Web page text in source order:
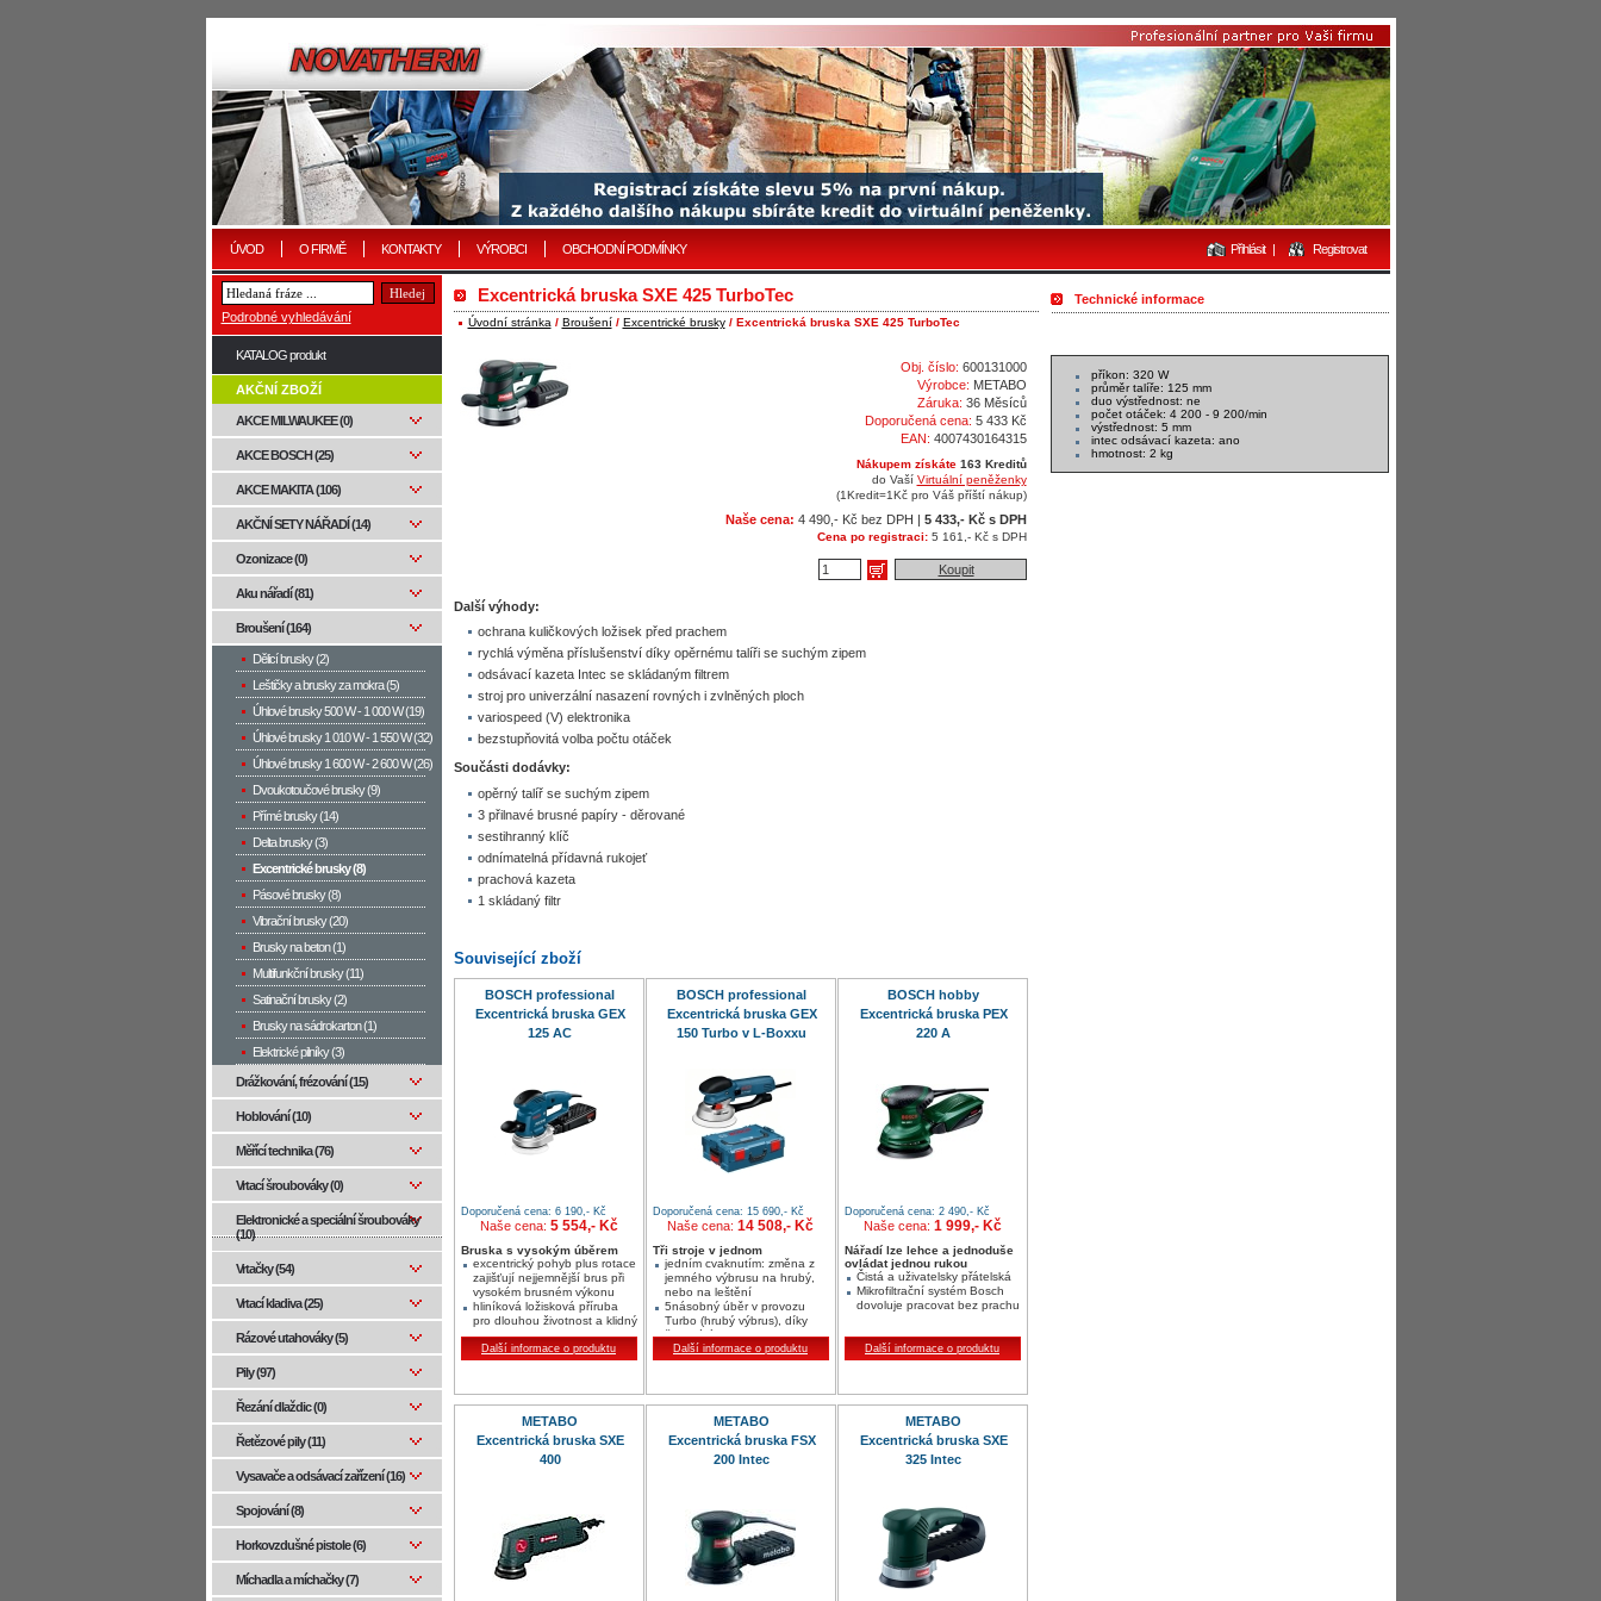
ÚVOD O FIRMĚ KONTAKTY VÝROBCI OBCHODNÍ PODMÍNKY Přihlásit | Registrovat
Excentrická bruska SXE 425 TurboTec
Úvodní stránka / Broušení/ Excentrické brusky/ Excentrická bruska SXE 425 TurboTec
Obj. číslo: 600131000
Výrobce: METABO
Záruka: 36 Měsíců
Doporučená cena: 5 433 Kč
EAN: 4007430164315
Nákupem získáte163 Kreditů
do Vaší Virtuální peněženky
(1Kredit=1Kč pro Váš příští nákup)
Naše cena: 4 490,- Kč bez DPH | 5 433,- Kč s DPH
Cena po registraci:5 161,- Kč s DPH
Koupit
Další výhody:
ochrana kuličkových ložisek před prachem
rychlá výměna příslušenství díky opěrnému talíři se suchým zipem
odsávací kazeta Intec se skládaným filtrem
stroj pro univerzální nasazení rovných i zvlněných ploch
variospeed (V) elektronika
bezstupňovitá volba počtu otáček
Součásti dodávky:
opěrný talíř se suchým zipem
3 přilnavé brusné papíry - děrované
sestihranný klíč
odnímatelná přídavná rukojeť
prachová kazeta
1 skládaný filtr
Související zboží
BOSCH professional
Excentrická bruska GEX
125 AC
Doporučená cena: 6 190,- Kč
Naše cena: 5 554,- Kč
Bruska s vysokým úběrem
excentrický pohyb plus rotace
zajišťují nejjemnější brus při
vysokém brusném výkonu
hliníková ložisková příruba
pro dlouhou životnost a klidný
chod
s řídicí elektronikou a
předvolbou otáček, to
správný počet otáček
Další informace o produktu
BOSCH professional
Excentrická bruska GEX
150 Turbo v L-Boxxu
Doporučená cena: 15 690,- Kč
Naše cena: 14 508,- Kč
Tři stroje v jednom
jedním cvaknutím: změna z
jemného výbrusu na hrubý,
nebo na leštění
5násobný úběr v provozu
Turbo (hrubý výbrus), díky
časové úspornosti se
amortizuje za méně
člověkohodin
perfektně utěsněným
ložiskům, ochraně před
přetížením a robustnímu
Turbopřepínači
Další informace o produktu
BOSCH hobby
Excentrická bruska PEX
220 A
Doporučená cena: 2 490,- Kč
Naše cena: 1 999,- Kč
Nářadí lze lehce a jednoduše
ovládat jednou rukou
Čistá a uživatelsky přátelská
Mikrofiltrační systém Bosch
dovoluje pracovat bez prachu
Další informace o produktu
METABO
Excentrická bruska SXE
400
METABO
Excentrická bruska FSX
200 Intec
METABO
Excentrická bruska SXE
325 Intec
Technické informace
příkon: 320 W
průměr talíře: 125 mm
duo výstřednost: ne
počet otáček: 4 200 - 9 200/min
výstřednost: 5 mm
intec odsávací kazeta: ano
hmotnost: 2 kg
Podrobné vyhledávání
KATALOG produkt
AKČNÍ ZBOŽÍ
AKCE MILWAUKEE (0)
AKCE BOSCH (25)
AKCE MAKITA (106)
AKČNÍ SETY NÁŘADÍ (14)
Ozonizace (0)
Aku nářadí (81)
Broušení (164)
Dělicí brusky (2)
Leštičky a brusky za mokra (5)
Úhlové brusky 500 W­ - 1 000 W (19)
Úhlové brusky 1 010 W - 1 550 W (32)
Úhlové brusky 1 600 W - 2 600 W (26)
Dvoukotoučové brusky (9)
Přímé brusky (14)
Delta brusky (3)
Excentrické brusky (8)
Pásové brusky (8)
Vibrační brusky (20)
Brusky na beton (1)
Multifunkční brusky (11)
Satinační brusky (2)
Brusky na sádrokarton (1)
Elektrické pilníky (3)
Drážkování, frézování (15)
Hoblování (10)
Měřící technika (76)
Vrtací šroubováky (0)
Elektronické a speciální šroubováky
(10)
Vrtačky (54)
Vrtací kladiva (25)
Rázové utahováky (5)
Pily (97)
Řezání dlaždic (0)
Řetězové pily (11)
Vysavače a odsávací zařízení (16)
Spojování (8)
Horkovzdušné pistole (6)
Míchadla a míchačky (7)